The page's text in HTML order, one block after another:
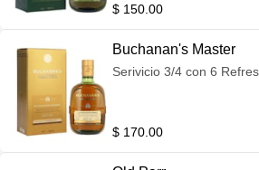
$ 150.00
Buchanan's Master
Serivicio 3/4 con 6
$ 170.00